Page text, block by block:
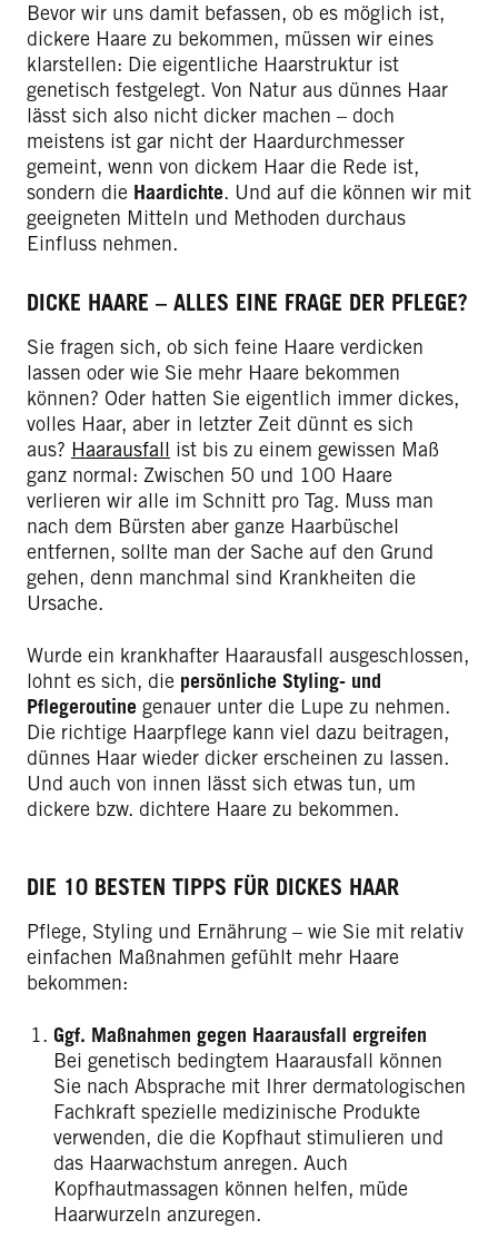
Bevor wir uns damit befassen, ob es möglich ist,
dickere Haare zu bekommen, müssen wir eines
klarstellen: Die eigentliche Haarstruktur ist
genetisch festgelegt. Von Natur aus dünnes Haar
lässt sich also nicht dicker machen – doch
meistens ist gar nicht der Haardurchmesser
gemeint, wenn von dickem Haar die Rede ist,
sondern die Haardichte. Und auf die können wir mit
geeigneten Mitteln und Methoden durchaus
Einfluss nehmen.
DICKE HAARE – ALLES EINE FRAGE DER PFLEGE?
Sie fragen sich, ob sich feine Haare verdicken
lassen oder wie Sie mehr Haare bekommen
können? Oder hatten Sie eigentlich immer dickes,
volles Haar, aber in letzter Zeit dünnt es sich
aus? Haarausfall ist bis zu einem gewissen Maß
ganz normal: Zwischen 50 und 100 Haare
verlieren wir alle im Schnitt pro Tag. Muss man
nach dem Bürsten aber ganze Haarbüschel
entfernen, sollte man der Sache auf den Grund
gehen, denn manchmal sind Krankheiten die
Ursache.
Wurde ein krankhafter Haarausfall ausgeschlossen,
lohnt es sich, die persönliche Styling- und
Pflegeroutine genauer unter die Lupe zu nehmen.
Die richtige Haarpflege kann viel dazu beitragen,
dünnes Haar wieder dicker erscheinen zu lassen.
Und auch von innen lässt sich etwas tun, um
dickere bzw. dichtere Haare zu bekommen.
DIE 10 BESTEN TIPPS FÜR DICKES HAAR
Pflege, Styling und Ernährung – wie Sie mit relativ
einfachen Maßnahmen gefühlt mehr Haare
bekommen:
Ggf. Maßnahmen gegen Haarausfall ergreifen
Bei genetisch bedingtem Haarausfall können
Sie nach Absprache mit Ihrer dermatologischen
Fachkraft spezielle medizinische Produkte
verwenden, die die Kopfhaut stimulieren und
das Haarwachstum anregen. Auch
Kopfhautmassagen können helfen, müde
Haarwurzeln anzuregen.